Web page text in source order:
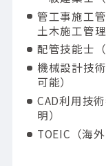
管工事施工
土木施工管
配管技能士
機械設計技
可能）
CAD利用技
明）
TOEIC（海